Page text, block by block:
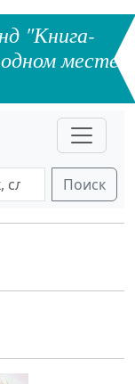
"Книга-
месте
Поиск